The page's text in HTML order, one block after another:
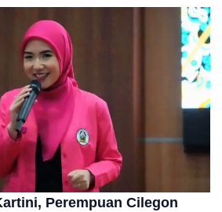
Perempuan Cilegon